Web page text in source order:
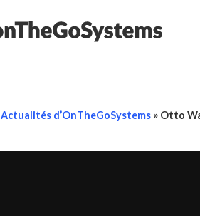
Actualités d’OnTheGoSystems » Otto